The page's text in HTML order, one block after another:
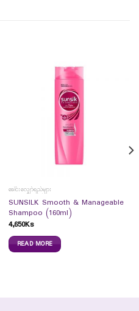
ခေါင်းလျှော်ရည်များ
SUNSILK Smooth & Manageable
Shampoo (160ml)
4,650Ks
READ MORE